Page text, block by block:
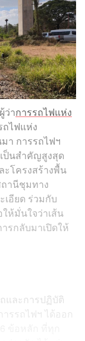
ว่าการรถไฟแห่ง
ถไฟแห่ง
า การรถไฟฯ
ป็นสำคัญสูงสุด
ะโครงสร้างพื้น
ถานีชุมทาง
เอียด ร่วมกับ
ห้มั่นใจว่าเส้น
รกลับมาเปิดให้
และการปฏิบัติ
รรถไฟฯ ได้ออก